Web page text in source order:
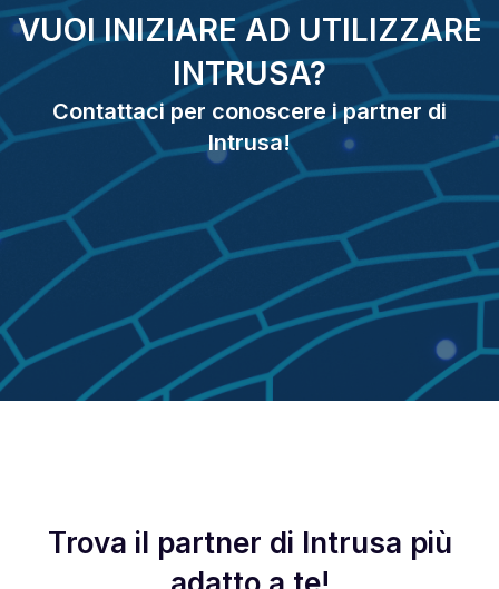
VUOI INIZIARE AD UTILIZZARE
INTRUSA?
Contattaci per conoscere i partner di
Intrusa!
Trova il partner di Intrusa più